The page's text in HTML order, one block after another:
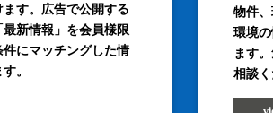
す。広告で公開する
新情報」を会員様限
にマッチングした情
。
物件
環境
ます
相談